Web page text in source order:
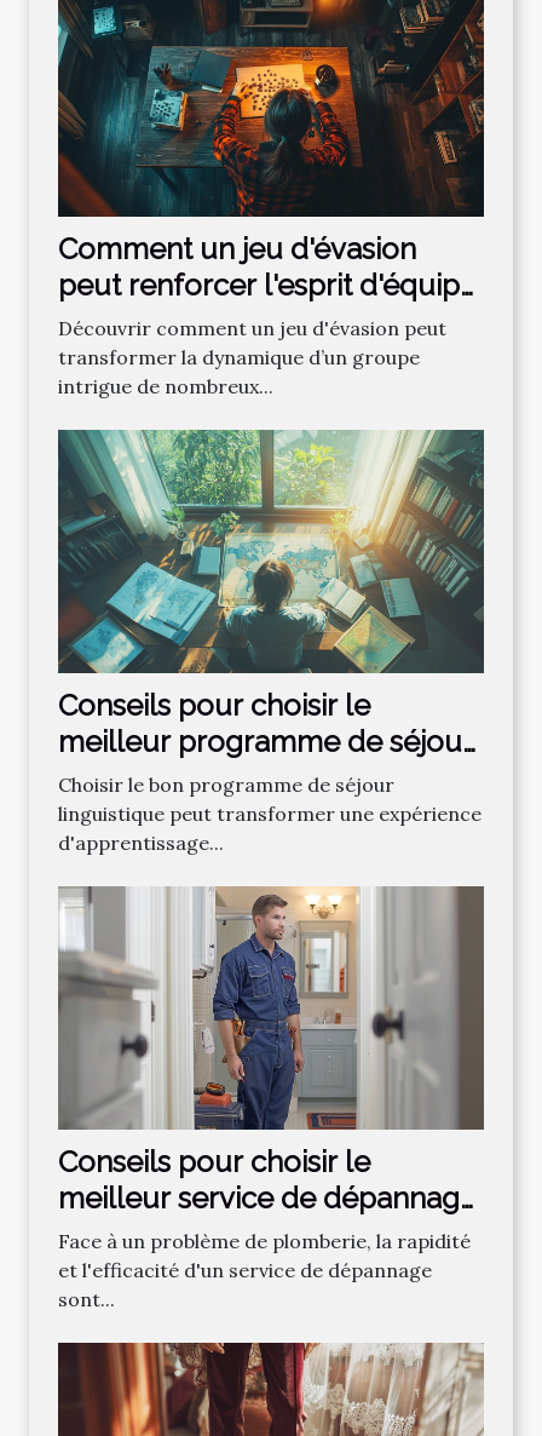
Comment un jeu d'évasion
peut renforcer l'esprit d'équipe
?
Découvrir comment un jeu d'évasion peut
transformer la dynamique d’un groupe
intrigue de nombreux...
Conseils pour choisir le
meilleur programme de séjour
linguistique
Choisir le bon programme de séjour
linguistique peut transformer une expérience
d'apprentissage...
Conseils pour choisir le
meilleur service de dépannage
plomberie
Face à un problème de plomberie, la rapidité
et l'efficacité d'un service de dépannage
sont...